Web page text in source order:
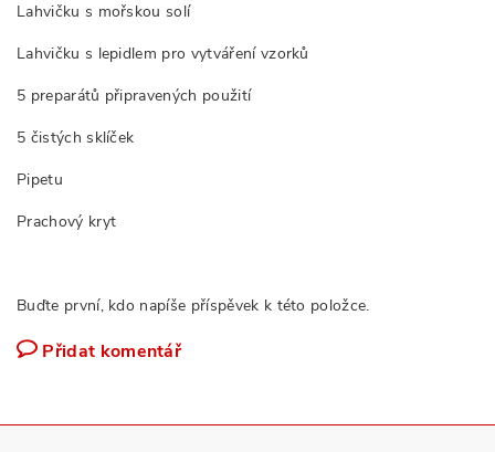
Lahvičku s mořskou solí
Lahvičku s lepidlem pro vytváření vzorků
5 preparátů připravených použití
5 čistých sklíček
Pipetu
Prachový kryt
Buďte první, kdo napíše příspěvek k této položce.
Přidat komentář